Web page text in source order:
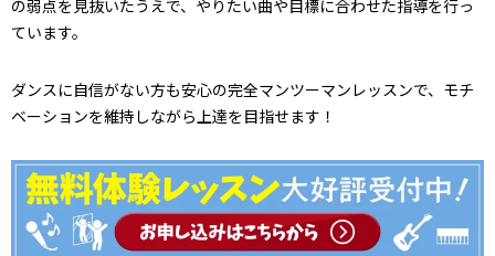
の弱点を見抜いたうえで、やりたい曲や目標に合わせた指導を行っ
ています。
ダンスに自信がない方も安心の完全マンツーマンレッスンで、モチ
ベーションを維持しながら上達を目指せます！